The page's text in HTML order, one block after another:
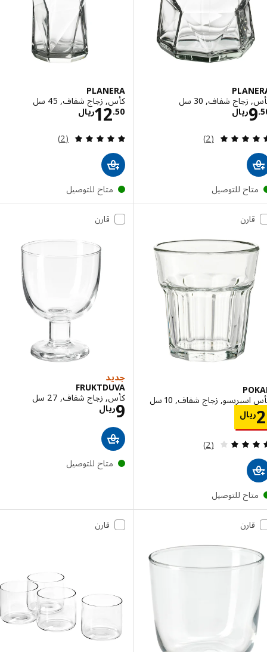
شفاف, 30 سل
ريالالاسعار ريال 9.50
مراجعة: 5 من أصل 5 نجوم. إجمالي المراجعات:
(2)
للتوصيل
PLANERA
كأس, زجاج شفاف, 45 سل
ريال12 الاسعار ريال
مراجعة: 5 من أصل 5 نجوم. إجمالي المراجعات:
(2)
متاح للتوصيل
قارن
زجاج شفاف, 10 سل
الاسعار ريال 2
مراجعة: 4 من أصل 5 نجوم. إجمالي المراجعات:
(2)
للتوصيل
قارن
جديد
FRUKTDUVA
كأس, زجاج شفاف, 27 سل
ريالالاسعار ريال 9
متاح للتوصيل
قارن قارن